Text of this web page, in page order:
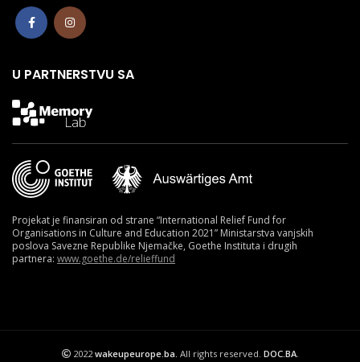
U PARTNERSTVU SA
Projekat je finansiran od strane “International Relief Fund for
Organisations in Culture and Education 2021” Ministarstva vanjskih
poslova Savezne Republike Njemačke, Goethe Instituta i drugih
partnera: www.goethe.de/relieffund
2022wakeupeurope.ba. All rights reserved. DOC.BA.